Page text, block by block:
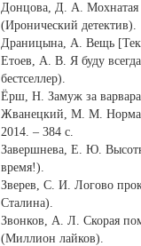
Донцова, Д. А. Мохнатая
(Иронический детектив).
Драницына, А. Вещь
Етоев, А. В. Я буду
бестселлер).
Ёрш, Н. Замуж за
Жванецкий, М. М.
2014. – 384 с.
Завершнева, Е. Ю.
время!).
Зверев, С. И. Логово
Сталина).
Звонков, А. Л. Скорая
(Миллион лайков).